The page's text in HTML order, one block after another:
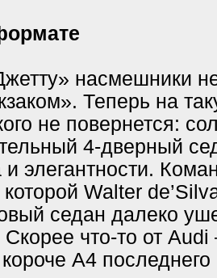
насмешники
Теперь на
не повернется:
4-дверный
и элегантности.
Walter
седан далеко
что-то от
A4